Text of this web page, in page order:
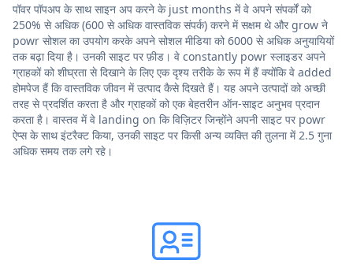
पॉवर पॉपअप के साथ साइन अप करने के just months में वे अपने संपर्कों को
250% से अधिक (600 से अधिक वास्तविक संपर्क) करने में सक्षम थे और grow ने
powr सोशल का उपयोग करके अपने सोशल मीडिया को 6000 से अधिक अनुयायियों
तक बढ़ा दिया है। उनकी साइट पर फ़ीड। वे constantly powr स्लाइडर अपने
ग्राहकों को शीघ्रता से दिखाने के लिए एक दृश्य तरीके के रूप में हैं क्योंकि वे added
होमपेज हैं कि वास्तविक जीवन में उत्पाद कैसे दिखते हैं। यह अपने उत्पादों को अच्छी
तरह से प्रदर्शित करता है और ग्राहकों को एक बेहतरीन ऑन-साइट अनुभव प्रदान
करता है। वास्तव में वे landing on कि विज़िटर जिन्होंने अपनी साइट पर powr
ऐप्स के साथ इंटरैक्ट किया, उनकी साइट पर किसी अन्य व्यक्ति की तुलना में 2.5 गुना
अधिक समय तक लगे रहे।